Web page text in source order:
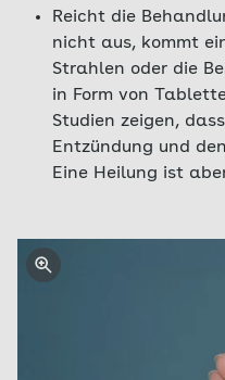
Reicht die
nicht aus, kommt
Strahlen oder die
in Form von
Studien zeigen,
Entzündung und
Eine Heilung ist